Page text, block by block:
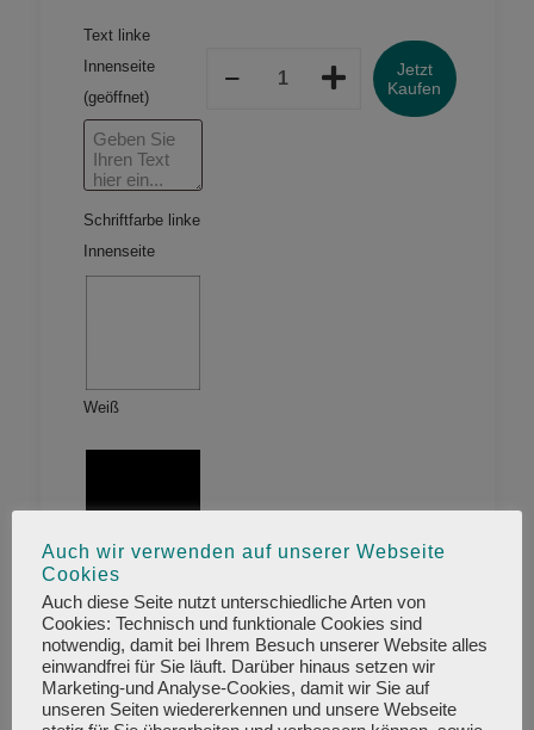
Text linke
Innenseite
(geöffnet)
Schriftfarbe linke
Innenseite
Weiß
Schwarz
Visitenkarten
Jetzt
Kaufen
Auch wir verwenden auf unserer Webseite
Cookies
Auch diese Seite nutzt unterschiedliche Arten von
Cookies: Technisch und funktionale Cookies sind
notwendig, damit bei Ihrem Besuch unserer Website alles
einwandfrei für Sie läuft. Darüber hinaus setzen wir
Marketing-und Analyse-Cookies, damit wir Sie auf
unseren Seiten wiedererkennen und unsere Webseite